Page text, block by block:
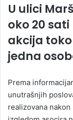
U ulici
oko 20
akcija
jedna
Prema
unutrašnjih
realizovana